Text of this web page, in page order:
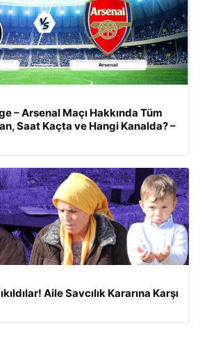
– Arsenal Maçı Hakkında Tüm
Saat Kaçta ve Hangi Kanalda? –
Aile Savcılık Kararına Karşı